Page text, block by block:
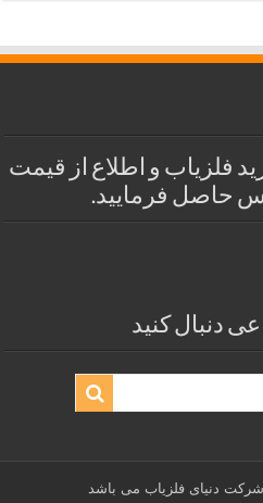
فلزیاب و اطلاع از قیمت
حاصل فرمایید.
دنبال کنید
دنیای فلزیاب می باشد